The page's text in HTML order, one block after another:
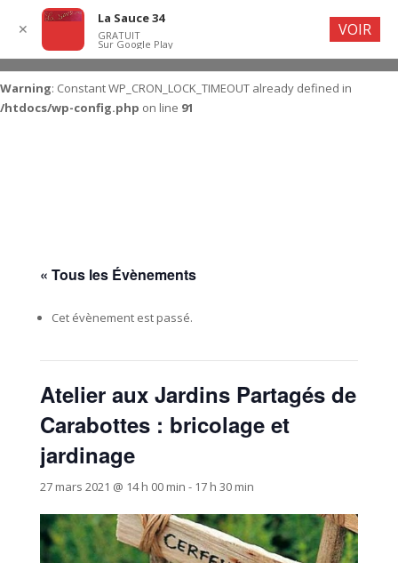
Warning: Constant WP_CRON_LOCK_TIMEOUT already defined in
/htdocs/wp-config.php on line 91
« Tous les Évènements
Cet évènement est passé.
Atelier aux Jardins Partagés de
Carabottes : bricolage et
jardinage
27 mars 2021 @ 14 h 00 min - 17 h 30 min
✕
La Sauce 34
GRATUIT
Sur Google Play
VOIR